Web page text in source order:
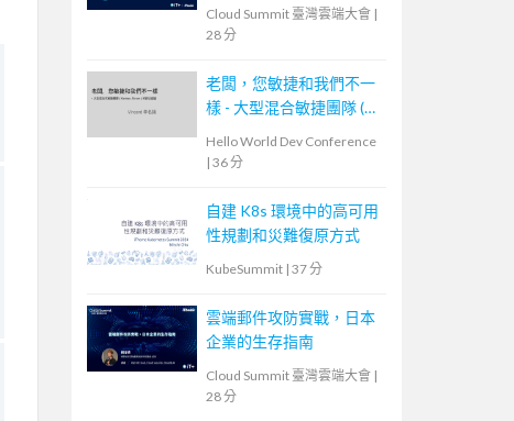
Cloud Summit 臺灣雲端大會 |
28 分
老闆，您敏捷和我們不一
樣 - 大型混合敏捷團隊 (
驗
Hello World Dev Conference
| 36 分
自建 K8s 環境中的高可用
性規劃和災難復原方式
KubeSummit | 37 分
雲端郵件攻防實戰，日本
企業的生存指南
Cloud Summit 臺灣雲端大會 |
28 分